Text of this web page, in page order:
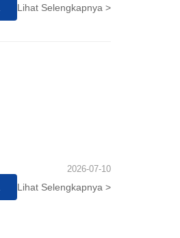
Lihat Selengkapnya >
2026-07-10
Lihat Selengkapnya >